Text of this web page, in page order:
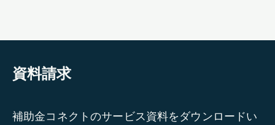
資料請求
補助金コネクトのサービス資料をダウンロードい